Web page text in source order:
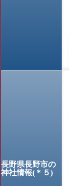
長野県長野市の
神社情報(＊５)